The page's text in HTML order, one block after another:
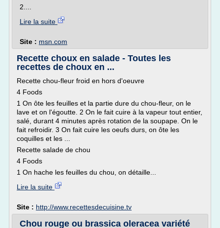
2....
Lire la suite
Site : msn.com
Recette choux en salade - Toutes les
recettes de choux en ...
Recette chou-fleur froid en hors d'oeuvre
4 Foods
1 On ôte les feuilles et la partie dure du chou-fleur, on le
lave et on l'égoutte. 2 On le fait cuire à la vapeur tout entier,
salé, durant 4 minutes après rotation de la soupape. On le
fait refroidir. 3 On fait cuire les oeufs durs, on ôte les
coquilles et les ...
Recette salade de chou
4 Foods
1 On hache les feuilles du chou, on détaille...
Lire la suite
Site : http://www.recettesdecuisine.tv
Chou rouge ou brassica oleracea variété